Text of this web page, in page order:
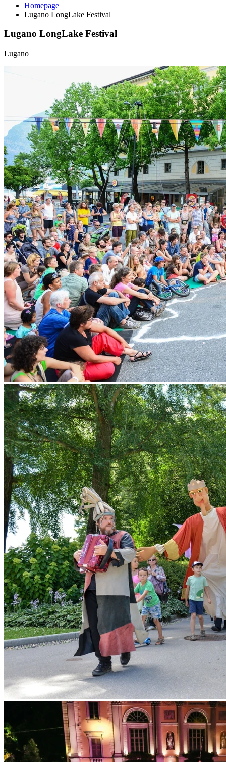
Homepage
Lugano LongLake Festival
Lugano LongLake Festival
Lugano